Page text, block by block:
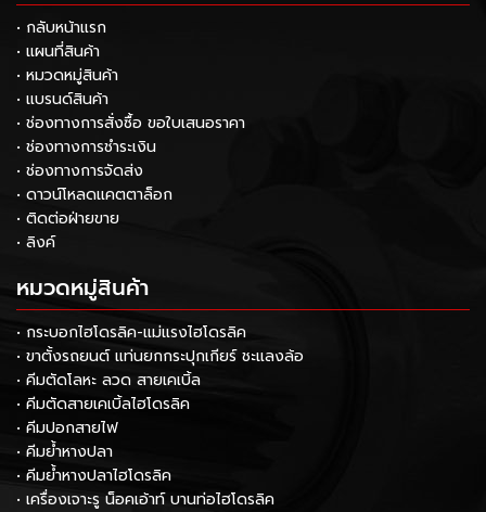
• กลับหน้าแรก
• แผนที่สินค้า
• หมวดหมู่สินค้า
• แบรนด์สินค้า
• ช่องทางการสั่งซื้อ ขอใบเสนอราคา
• ช่องทางการชำระเงิน
• ช่องทางการจัดส่ง
• ดาวน์โหลดแคตตาล็อก
• ติดต่อฝ่ายขาย
• ลิงค์
หมวดหมู่สินค้า
• กระบอกไฮโดรลิค-แม่แรงไฮโดรลิค
• ขาตั้งรถยนต์ แท่นยกกระปุกเกียร์ ชะแลงล้อ
• คีมตัดโลหะ ลวด สายเคเบิ้ล
• คีมตัดสายเคเบิ้ลไฮโดรลิค
• คีมปอกสายไฟ
• คีมย้ำหางปลา
• คีมย้ำหางปลาไฮโดรลิค
• เครื่องเจาะรู น็อคเอ้าท์ บานท่อไฮโดรลิค